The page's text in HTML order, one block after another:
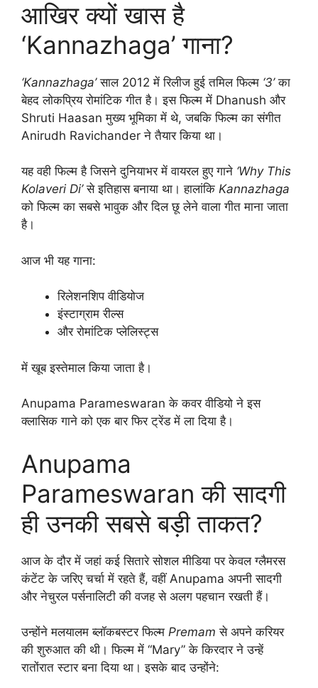
आखिर क्यों खास है
‘Kannazhaga’ गाना?
‘Kannazhaga’साल 2012 में रिलीज हुई तमिल फिल्म ‘3’का
बेहद लोकप्रिय रोमांटिक गीत है। इस फिल्म में Dhanush और
Shruti Haasan मुख्य भूमिका में थे, जबकि फिल्म का संगीत
Anirudh Ravichander ने तैयार किया था।
यह वही फिल्म है जिसने दुनियाभर में वायरल हुए गाने ‘Why This
Kolaveri Di’से इतिहास बनाया था। हालांकि Kannazhaga
को फिल्म का सबसे भावुक और दिल छू लेने वाला गीत माना जाता
है।
आज भी यह गाना:
रिलेशनशिप वीडियोज
इंस्टाग्राम रील्स
और रोमांटिक प्लेलिस्ट्स
में खूब इस्तेमाल किया जाता है।
Anupama Parameswaran के कवर वीडियो ने इस
क्लासिक गाने को एक बार फिर ट्रेंड में ला दिया है।
Anupama
Parameswaran की सादगी
ही उनकी सबसे बड़ी ताकत?
आज के दौर में जहां कई सितारे सोशल मीडिया पर केवल ग्लैमरस
कंटेंट के जरिए चर्चा में रहते हैं, वहीं Anupama अपनी सादगी
और नेचुरल पर्सनालिटी की वजह से अलग पहचान रखती हैं।
उन्होंने मलयालम ब्लॉकबस्टर फिल्म Premam से अपने करियर
की शुरुआत की थी। फिल्म में “Mary” के किरदार ने उन्हें
रातोंरात स्टार बना दिया था। इसके बाद उन्होंने: